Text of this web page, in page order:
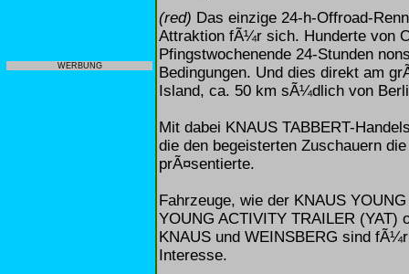
WERBUNG
(red) Das einzige 24-h-Offroad-
Attraktion fÃ¼r sich. Hunderte von
Pfingstwochenende 24-Stunden
Bedingungen. Und dies direkt am
Island, ca. 50 km sÃ¼dlich von
Mit dabei KNAUS TABBERT-
die den begeisterten Zuschauern
prÃ¤sentierte.
Fahrzeuge, wie der KNAUS
YOUNG ACTIVITY TRAILER (YAT)
KNAUS und WEINSBERG sind
Interesse.